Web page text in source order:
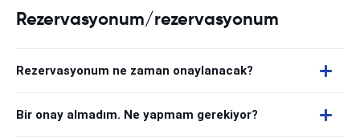
Rezervasyonum/rezervasyonum
Rezervasyonum ne zaman onaylanacak?
Bir onay almadım. Ne yapmam gerekiyor?